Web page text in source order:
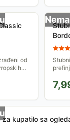
od
kojih
na
za kupatilo sa